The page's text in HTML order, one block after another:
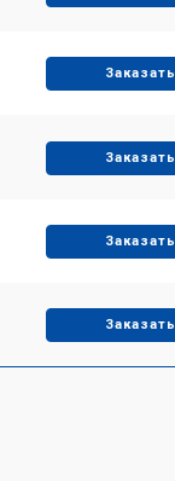
Заказать
Заказать
Заказать
Заказать